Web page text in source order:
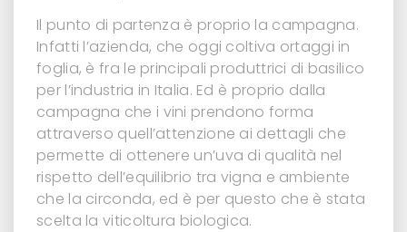
Il punto di partenza è proprio la campagna.
Infatti l’azienda, che oggi coltiva ortaggi in
foglia, è fra le principali produttrici di basilico
per l’industria in Italia. Ed è proprio dalla
campagna che i vini prendono forma
attraverso quell’attenzione ai dettagli che
permette di ottenere un’uva di qualità nel
rispetto dell’equilibrio tra vigna e ambiente
che la circonda, ed è per questo che è stata
scelta la viticoltura biologica.